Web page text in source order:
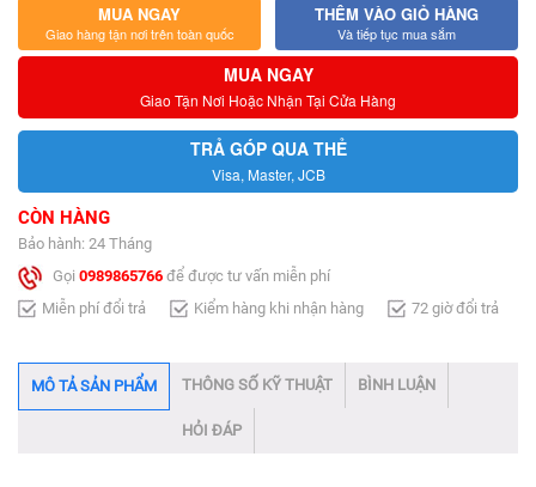
MUA NGAY
Giao hàng tận nơi trên toàn quốc
THÊM VÀO GIỎ HÀNG
Và tiếp tục mua sắm
MUA NGAY
Giao Tận Nơi Hoặc Nhận Tại Cửa Hàng
TRẢ GÓP QUA THẺ
Visa, Master, JCB
CÒN HÀNG
Bảo hành: 24 Tháng
Gọi 0989865766 để được tư vấn miễn phí
Miễn phí đổi trả
Kiểm hàng khi nhận hàng 72 giờ đổi trả
MÔ TẢ SẢN PHẨM THÔNG SỐ KỸ THUẬT BÌNH LUẬN
HỎI ĐÁP